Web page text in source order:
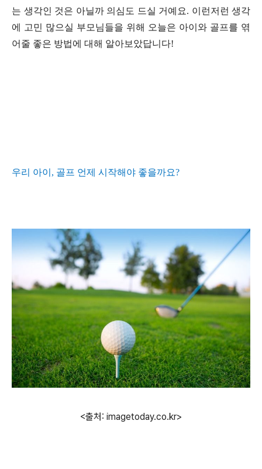
는 생각인 것은 아닐까 의심도 드실 거예요. 이런저런 생각
에 고민 많으실 부모님들을 위해 오늘은 아이와 골프를 엮
어줄 좋은 방법에 대해 알아보았답니다!
우리 아이 , 골프 언제 시작해야 좋을까요?
<출처: imagetoday.co.kr>